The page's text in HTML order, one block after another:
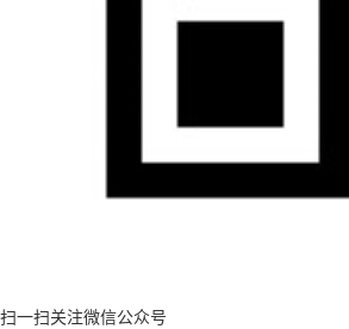
扫一扫关注微信公众号